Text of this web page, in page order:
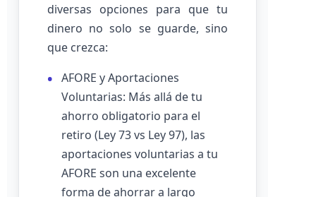
diversas opciones para que tu
dinero no solo se guarde, sino
que crezca:
AFORE y Aportaciones
Voluntarias: Más allá de tu
ahorro obligatorio para el
retiro (Ley 73 vs Ley 97), las
aportaciones voluntarias a tu
AFORE son una excelente
forma de ahorrar a largo